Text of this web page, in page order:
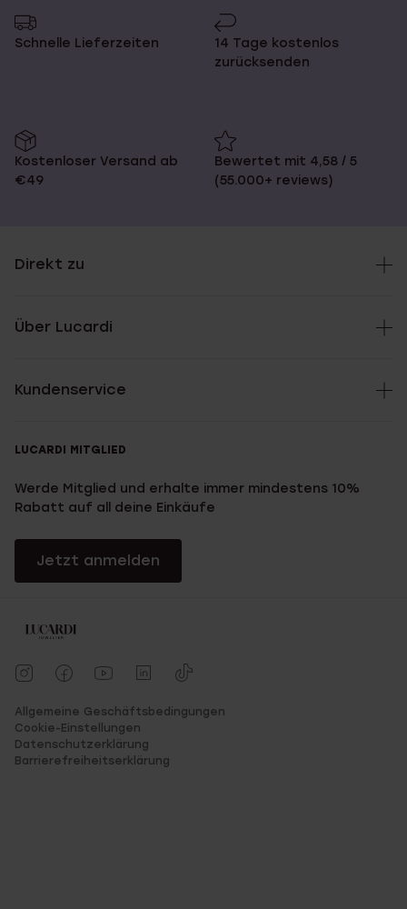
Schnelle Lieferzeiten
14 Tage kostenlos
zurücksenden
Kostenloser Versand ab
€49
Bewertet mit 4,58 / 5
(55.000+ reviews)
Direkt zu
Über Lucardi
Kundenservice
LUCARDI MITGLIED
Werde Mitglied und erhalte immer mindestens 10%
Rabatt auf all deine Einkäufe
Jetzt anmelden
Allgemeine Geschäftsbedingungen
Cookie-Einstellungen
Datenschutzerklärung
Barrierefreiheitserklärung